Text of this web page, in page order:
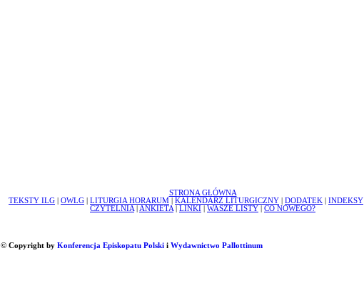
STRONA GŁÓWNA
TEKSTY ILG
OWLG LITURGIA HORARUM KALENDARZ LITURGICZNY DODATEK INDEKSY
CZYTELNIA
ANKIETA LINKI WASZE LISTY CO NOWEGO?
© Copyright by Konferencja Episkopatu Polskii Wydawnictwo Pallottinum